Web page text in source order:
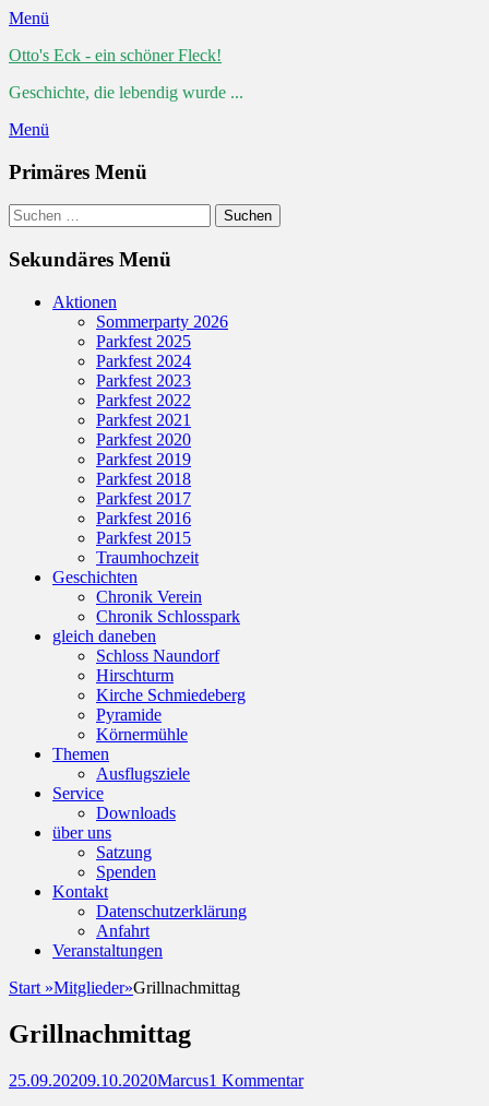
Menü
Otto's Eck - ein schöner Fleck!
Geschichte, die lebendig wurde ...
Menü
Primäres Menü
Zum
Inhalt
springen
Suchen
Suchen
nach:
Sekundäres Menü
Zum
Aktionen
Sommerparty 2026
Parkfest 2025
Parkfest 2024
Parkfest 2023
Parkfest 2022
Parkfest 2021
Parkfest 2020
Parkfest 2019
Parkfest 2018
Parkfest 2017
Parkfest 2016
Parkfest 2015
Traumhochzeit
Geschichten
Chronik Verein
Chronik Schlosspark
gleich daneben
Schloss Naundorf
Hirschturm
Kirche Schmiedeberg
Pyramide
Körnermühle
Themen
Ausflugsziele
Service
Downloads
über uns
Satzung
Spenden
Kontakt
Datenschutzerklärung
Anfahrt
Veranstaltungen
Start »Mitglieder»Grillnachmittag
Grillnachmittag
Posted
25.09.20209.10.2020Autor
Marcus1 Kommentar